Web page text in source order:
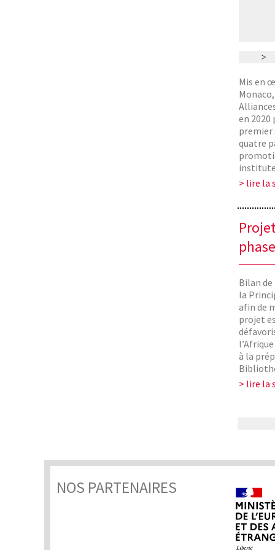
Mis en
en 2020
premier
quatre
> lire la
Bilan
la
afin de
projet
à la
> lire la
NOS PARTENAIRES